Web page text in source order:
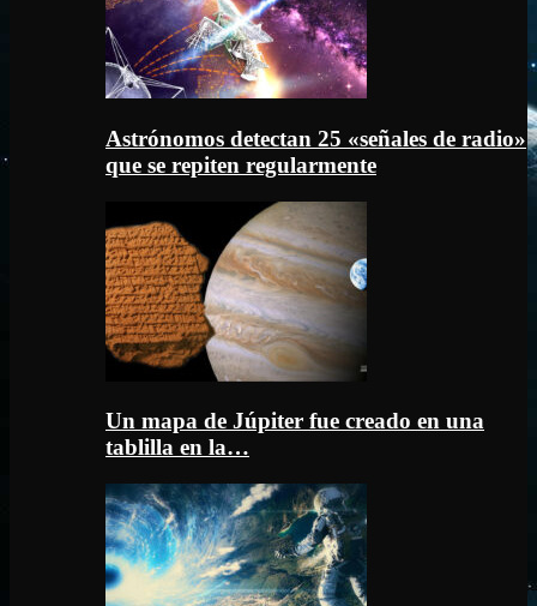
Astrónomos detectan 25 «señales de radio»
que se repiten regularmente
Un mapa de Júpiter fue creado en una
tablilla en la…